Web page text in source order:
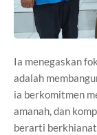
Ia menegaskan
adalah
ia berkomitmen
amanah, dan
berarti